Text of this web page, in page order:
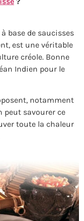
base de saucisses
est une véritable
créole. Bonne
Indien pour le
notamment
peut savourer ce
toute la chaleur